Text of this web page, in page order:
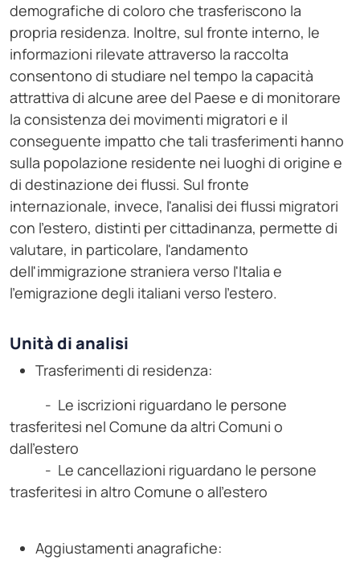
demografiche di coloro che trasferiscono la
propria residenza. Inoltre, sul fronte interno, le
informazioni rilevate attraverso la raccolta
consentono di studiare nel tempo la capacità
attrattiva di alcune aree del Paese e di monitorare
la consistenza dei movimenti migratori e il
conseguente impatto che tali trasferimenti hanno
sulla popolazione residente nei luoghi di origine e
di destinazione dei flussi. Sul fronte
internazionale, invece, l'analisi dei flussi migratori
con l'estero, distinti per cittadinanza, permette di
valutare, in particolare, l'andamento
dell'immigrazione straniera verso l'Italia e
l'emigrazione degli italiani verso l'estero.
Unità di analisi
Trasferimenti di residenza:
- Le iscrizioni riguardano le persone
trasferitesi nel Comune da altri Comuni o
dall'estero
- Le cancellazioni riguardano le persone
trasferitesi in altro Comune o all'estero
Aggiustamenti anagrafiche: